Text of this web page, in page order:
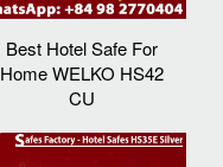
Best Hotel Safe For
Home WELKO HS42
CU